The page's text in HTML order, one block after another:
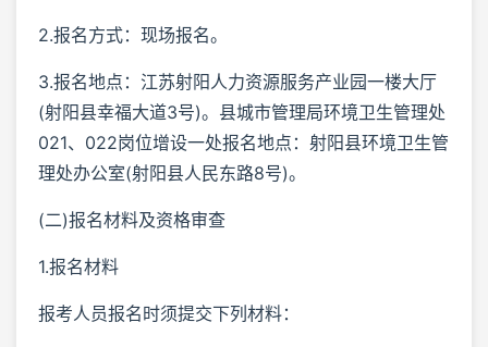
2.报名方式：现场报名。
3.报名地点：江苏射阳人力资源服务产业园一楼大厅
(射阳县幸福大道3号)。县城市管理局环境卫生管理处
021、022岗位增设一处报名地点：射阳县环境卫生管
理处办公室(射阳县人民东路8号)。
(二)报名材料及资格审查
1.报名材料
报考人员报名时须提交下列材料：